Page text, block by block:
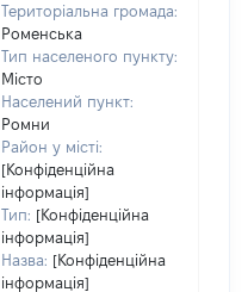
Територіальна громада:
Роменська
Тип населеного пункту:
Місто
Населений пункт:
Ромни
Район у місті:
[Конфіденційна
інформація]
Тип: [Конфіденційна
інформація]
Назва: [Конфіденційна
інформація]